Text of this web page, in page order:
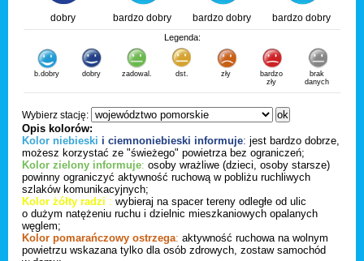
dobry bardzo dobry bardzo dobry bardzo dobry
Legenda:
b.dobry dobry zadowal. dst. zły
bardzo
zły
brak
danych
Wybierz stację:
Opis kolorów:
Kolor niebieski i ciemnoniebieski informuje: jest bardzo dobrze,
możesz korzystać ze "świeżego" powietrza bez ograniczeń;
Kolor zielony informuje: osoby wrażliwe (dzieci, osoby starsze)
powinny ograniczyć aktywność ruchową w pobliżu ruchliwych
szlaków komunikacyjnych;
Kolor żółty radzi : wybieraj na spacer tereny odległe od ulic
o dużym natężeniu ruchu i dzielnic mieszkaniowych opalanych
węglem;
Kolor pomarańczowy ostrzega: aktywność ruchowa na wolnym
powietrzu wskazana tylko dla osób zdrowych, zostaw samochód